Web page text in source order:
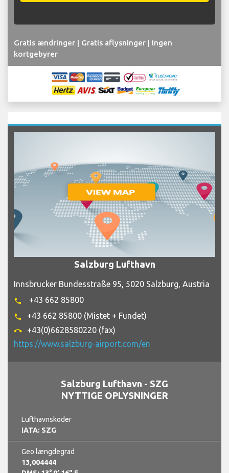
Gratis ændringer | Gratis aflysninger | Ingen
kortgebyrer
Salzburg Lufthavn
Innsbrucker Bundesstraße 95, 5020 Salzburg, Austria
phone +43 662 85800
phone +43 662 85800 (Mistet + Fundet)
call_end
+43(0)6628580220 (fax)
https://www.salzburg-airport.com/en
Salzburg Lufthavn - SZG
NYTTIGE OPLYSNINGER
Lufthavnskoder
IATA: SZG
Geo længdegrad
13,004444